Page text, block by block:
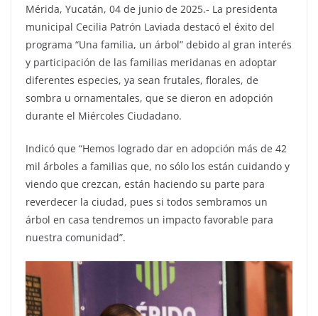
Mérida, Yucatán, 04 de junio de 2025.- La presidenta
municipal Cecilia Patrón Laviada destacó el éxito del
programa “Una familia, un árbol” debido al gran interés
y participación de las familias meridanas en adoptar
diferentes especies, ya sean frutales, florales, de
sombra u ornamentales, que se dieron en adopción
durante el Miércoles Ciudadano.
Indicó que “Hemos logrado dar en adopción más de 42
mil árboles a familias que, no sólo los están cuidando y
viendo que crezcan, están haciendo su parte para
reverdecer la ciudad, pues si todos sembramos un
árbol en casa tendremos un impacto favorable para
nuestra comunidad”.